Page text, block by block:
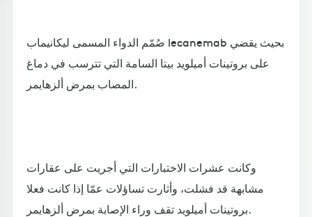
صُمّم الدواء المسمى ليكانيماب lecanemab بحيث يقضي
على بروتينات أميلويد بيتا السامة التي تترسب في دماغ
المصاب بمرض ألزهايمر.
وكانت عشرات الاختبارات التي أجريت على عقارات
مشابهة قد فشلت، وأثارت تساؤلات عمّا إذا كانت فعلا
بروتينات أميلويد تقف وراء الإصابة بمرض ألزهايمر.